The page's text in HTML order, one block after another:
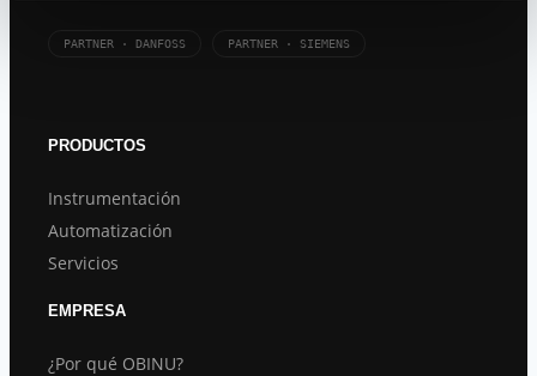
PARTNER · DANFOSS PARTNER · SIEMENS
PRODUCTOS
Instrumentación
Automatización
Servicios
EMPRESA
¿Por qué OBINU?